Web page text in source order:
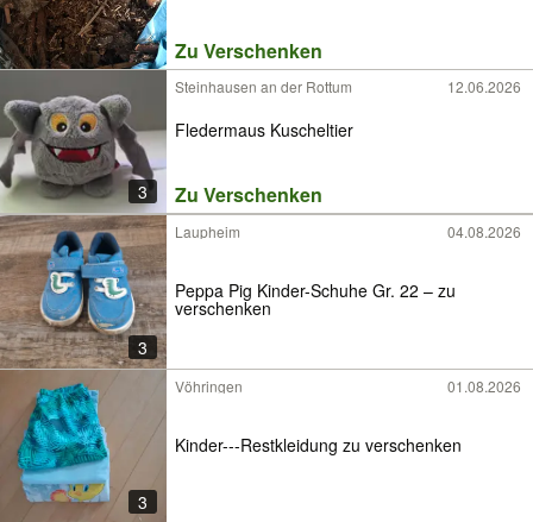
Zu Verschenken
3
Steinhausen an der Rottum 12.06.2026
Fledermaus Kuscheltier
Zu Verschenken
3
Laupheim 04.08.2026
Peppa Pig Kinder-Schuhe Gr. 22 – zu
verschenken
3
Vöhringen 01.08.2026
Kinder---Restkleidung zu verschenken